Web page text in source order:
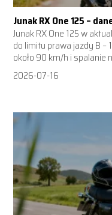
Junak RX One 125 –
Junak RX One 125 w
do limitu prawa jazdy B –
około 90 km/h i spalanie
2026-07-16